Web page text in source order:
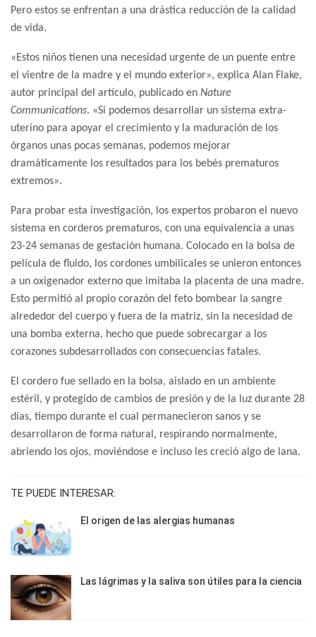
Pero estos se enfrentan a una drástica reducción de la calidad
de vida.
«Estos niños tienen una necesidad urgente de un puente entre
el vientre de la madre y el mundo exterior», explica Alan Flake,
autor principal del artículo, publicado en Nature
Communications. «Si podemos desarrollar un sistema extra-
uterino para apoyar el crecimiento y la maduración de los
órganos unas pocas semanas, podemos mejorar
dramáticamente los resultados para los bebés prematuros
extremos».
Para probar esta investigación, los expertos probaron el nuevo
sistema en corderos prematuros, con una equivalencia a unas
23-24 semanas de gestación humana. Colocado en la bolsa de
película de fluido, los cordones umbilicales se unieron entonces
a un oxigenador externo que imitaba la placenta de una madre.
Esto permitió al propio corazón del feto bombear la sangre
alrededor del cuerpo y fuera de la matriz, sin la necesidad de
una bomba externa, hecho que puede sobrecargar a los
corazones subdesarrollados con consecuencias fatales.
El cordero fue sellado en la bolsa, aislado en un ambiente
estéril, y protegido de cambios de presión y de la luz durante 28
días, tiempo durante el cual permanecieron sanos y se
desarrollaron de forma natural, respirando normalmente,
abriendo los ojos, moviéndose e incluso les creció algo de lana.
TE PUEDE INTERESAR:
El origen de las alergias humanas
Las lágrimas y la saliva son útiles para la ciencia